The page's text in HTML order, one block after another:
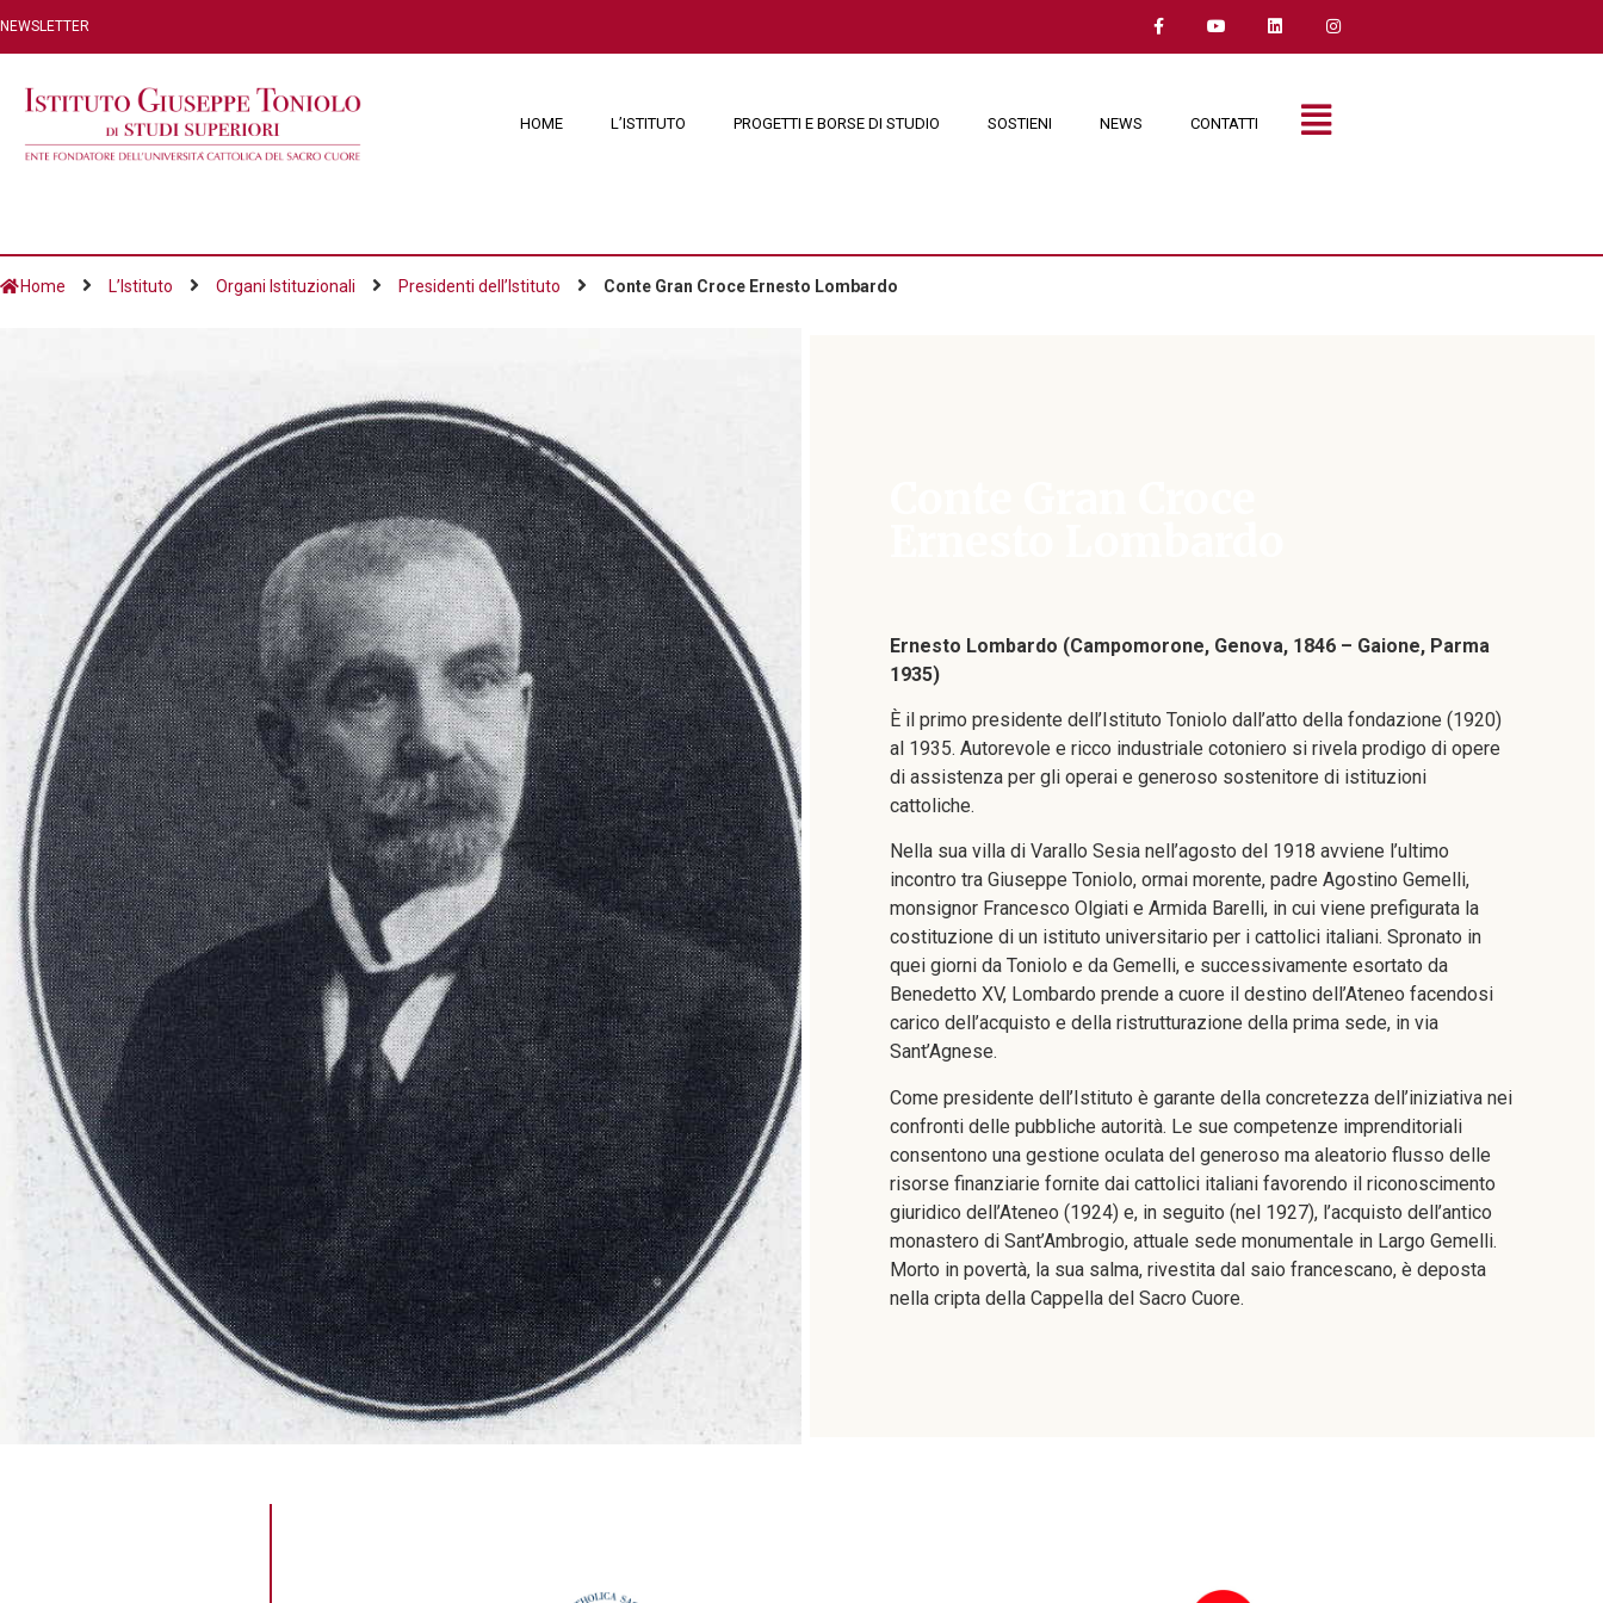
NEWSLETTER
HOME L’ISTITUTO PROGETTI E BORSE DI STUDIO SOSTIENI NEWS CONTATTI
Home L’Istituto Organi Istituzionali Presidenti dell’Istituto Conte Gran Croce Ernesto Lombardo
Ernesto Lombardo (Campomorone, Genova, 1846 – Gaione, Parma
1935)
È il primo presidente dell’Istituto Toniolo dall’atto della fondazione (1920)
al 1935. Autorevole e ricco industriale cotoniero si rivela prodigo di opere
di assistenza per gli operai e generoso sostenitore di istituzioni
cattoliche.
Nella sua villa di Varallo Sesia nell’agosto del 1918 avviene l’ultimo
incontro tra Giuseppe Toniolo, ormai morente, padre Agostino Gemelli,
monsignor Francesco Olgiati e Armida Barelli, in cui viene prefigurata la
costituzione di un istituto universitario per i cattolici italiani. Spronato in
quei giorni da Toniolo e da Gemelli, e successivamente esortato da
Benedetto XV, Lombardo prende a cuore il destino dell’Ateneo facendosi
carico dell’acquisto e della ristrutturazione della prima sede, in via
Sant’Agnese.
Come presidente dell’Istituto è garante della concretezza dell’iniziativa nei
confronti delle pubbliche autorità. Le sue competenze imprenditoriali
consentono una gestione oculata del generoso ma aleatorio flusso delle
risorse finanziarie fornite dai cattolici italiani favorendo il riconoscimento
giuridico dell’Ateneo (1924) e, in seguito (nel 1927), l’acquisto dell’antico
monastero di Sant’Ambrogio, attuale sede monumentale in Largo Gemelli.
Morto in povertà, la sua salma, rivestita dal saio francescano, è deposta
nella cripta della Cappella del Sacro Cuore.